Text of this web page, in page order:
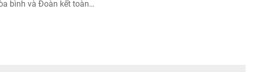
bình và Đoàn kết toàn